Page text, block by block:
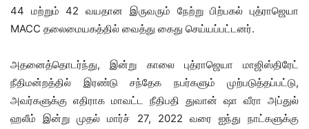
44 மற்றும் 42 வயதான இருவரும் நேற்று பிற்பகல் புத்ராஜெயா
MACC தலைமையகத்தில் வைத்து கைது செய்யப்பட்டனர்.
அதனைத்தொடர்ந்து, இன்று காலை புத்ராஜெயா மாஜிஸ்திரேட்
நீதிமன்றத்தில் இரண்டு சந்தேக நபர்களும் முற்படுத்தப்பட்டு,
அவர்களுக்கு எதிராக மாவட்ட நீதிபதி துவான் ஷா வீரா அப்துல்
ஹலீம் இன்று முதல் மார்ச் 27, 2022 வரை ஐந்து நாட்களுக்கு